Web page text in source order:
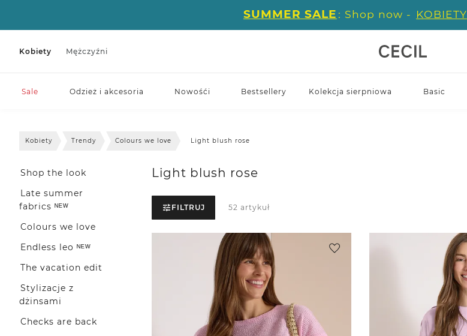
SUMMER SALE : Shop now - KOBIETY
Kobiety Mężczyźni
Sale Odzież i akcesoria Nowośći Bestsellery Kolekcja sierpniowa Basic
Kobiety Trendy Colours we love Light blush rose
Shop the look
Late summer
fabrics ᴺᴱᵂ
Colours we love
Endless leo ᴺᴱᵂ
The vacation edit
Stylizacje z
dżinsami
Checks are back
Light blush rose
FILTRUJ 52 artykuł